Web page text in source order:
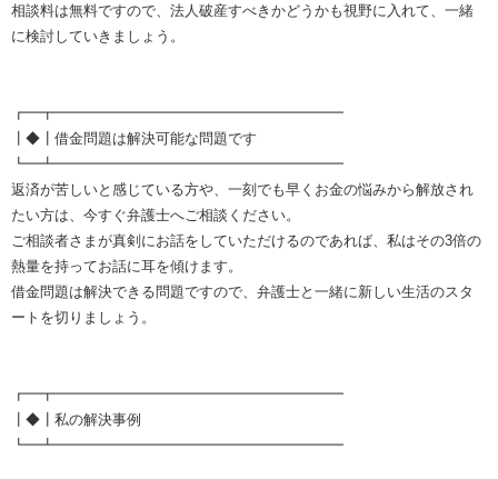
相談料は無料ですので、法人破産すべきかどうかも視野に入れて、一緒
に検討していきましょう。
┏━┳━━━━━━━━━━━━━━━━━━━━
┃◆┃借金問題は解決可能な問題です
┗━┻━━━━━━━━━━━━━━━━━━━━
返済が苦しいと感じている方や、一刻でも早くお金の悩みから解放され
たい方は、今すぐ弁護士へご相談ください。
ご相談者さまが真剣にお話をしていただけるのであれば、私はその3倍の
熱量を持ってお話に耳を傾けます。
借金問題は解決できる問題ですので、弁護士と一緒に新しい生活のスタ
ートを切りましょう。
┏━┳━━━━━━━━━━━━━━━━━━━━
┃◆┃私の解決事例
┗━┻━━━━━━━━━━━━━━━━━━━━